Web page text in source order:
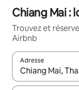
Chiang Mai :
Trouvez et
Airbnb
Adresse
Lorsque les